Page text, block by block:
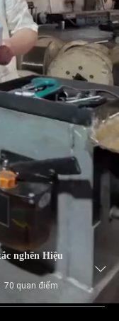
nghẽn Hiệu
70 quan điểm